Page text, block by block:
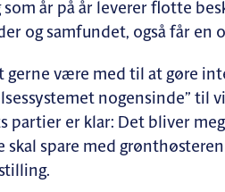
som år på år leverer flotte
og samfundet, også får en
gerne være med til at gøre
nogensinde” til
partier er klar: Det bliver
skal spare med